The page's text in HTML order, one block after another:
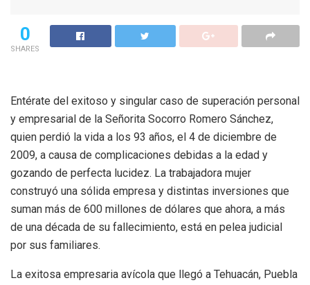
0
SHARES
Entérate del exitoso y singular caso de superación personal
y empresarial de la Señorita Socorro Romero Sánchez,
quien perdió la vida a los 93 años, el 4 de diciembre de
2009, a causa de complicaciones debidas a la edad y
gozando de perfecta lucidez. La trabajadora mujer
construyó una sólida empresa y distintas inversiones que
suman más de 600 millones de dólares que ahora, a más
de una década de su fallecimiento, está en pelea judicial
por sus familiares.
La exitosa empresaria avícola que llegó a Tehuacán, Puebla